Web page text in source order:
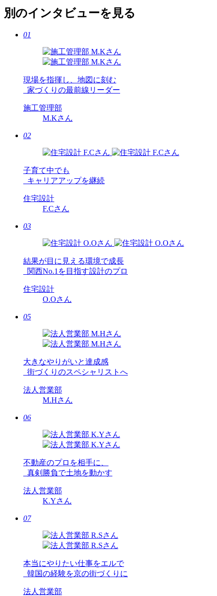
別のインタビューを見る
01
現場を指揮し、地図に刻む
家づくりの最前線リーダー
施工管理部
M.Kさん
02
子育て中でも
キャリアアップを継続
住宅設計
F.Cさん
03
結果が目に見える環境で成長
関西No.1を目指す設計のプロ
住宅設計
O.Oさん
05
大きなやりがいと達成感
街づくりのスペシャリストへ
法人営業部
M.Hさん
06
不動産のプロを相手に、
真剣勝負で土地を動かす
法人営業部
K.Yさん
07
本当にやりたい仕事をエルで
韓国の経験を京の街づくりに
法人営業部